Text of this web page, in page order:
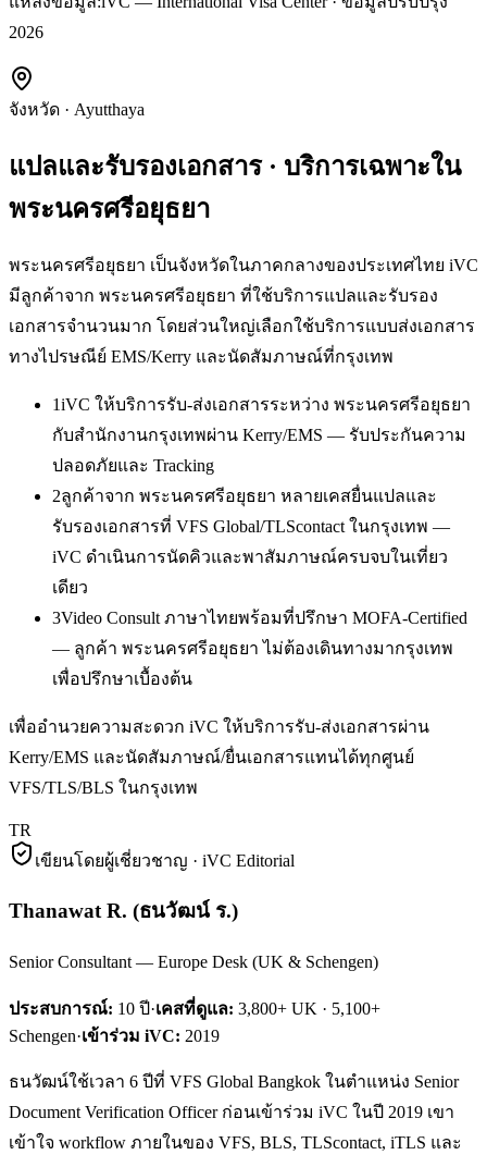
2026
จังหวัด · Ayutthaya
แปลและรับรองเอกสาร· บริการเฉพาะใน
พระนครศรีอยุธยา
พระนครศรีอยุธยา เป็นจังหวัดในภาคกลางของประเทศไทย iVC
มีลูกค้าจาก พระนครศรีอยุธยา ที่ใช้บริการแปลและรับรอง
เอกสารจำนวนมาก โดยส่วนใหญ่เลือกใช้บริการแบบส่งเอกสาร
ทางไปรษณีย์ EMS/Kerry และนัดสัมภาษณ์ที่กรุงเทพ
1iVC ให้บริการรับ-ส่งเอกสารระหว่าง พระนครศรีอยุธยา
กับสำนักงานกรุงเทพผ่าน Kerry/EMS — รับประกันความ
ปลอดภัยและ Tracking
2ลูกค้าจาก พระนครศรีอยุธยา หลายเคสยื่นแปลและ
รับรองเอกสารที่ VFS Global/TLScontact ในกรุงเทพ —
iVC ดำเนินการนัดคิวและพาสัมภาษณ์ครบจบในเที่ยว
เดียว
3Video Consult ภาษาไทยพร้อมที่ปรึกษา MOFA-Certified
— ลูกค้า พระนครศรีอยุธยา ไม่ต้องเดินทางมากรุงเทพ
เพื่อปรึกษาเบื้องต้น
เพื่ออำนวยความสะดวก iVC ให้บริการรับ-ส่งเอกสารผ่าน
Kerry/EMS และนัดสัมภาษณ์/ยื่นเอกสารแทนได้ทุกศูนย์
VFS/TLS/BLS ในกรุงเทพ
TR
เขียนโดยผู้เชี่ยวชาญ · iVC Editorial
Thanawat R. (ธนวัฒน์ ร.)
Senior Consultant — Europe Desk (UK & Schengen)
ประสบการณ์: 10 ปี·เคสที่ดูแล: 3,800+ UK · 5,100+
Schengen·เข้าร่วม iVC: 2019
ธนวัฒน์ใช้เวลา 6 ปีที่ VFS Global Bangkok ในตำแหน่ง Senior
Document Verification Officer ก่อนเข้าร่วม iVC ในปี 2019 เขา
เข้าใจ workflow ภายในของ VFS, BLS, TLScontact, iTLS และ